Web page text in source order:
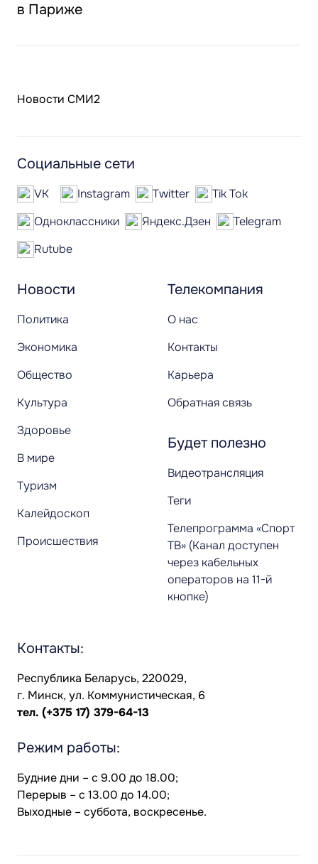
в Париже
Новости СМИ2
Новости
Политика
Экономика
Общество
Культура
Здоровье
В мире
Туризм
Калейдоскоп
Происшествия
Телекомпания
О нас
Контакты
Карьера
Обратная связь
Будет полезно
Видеотрансляция
Теги
Телепрограмма «Спорт
ТВ» (Канал доступен
через кабельных
операторов на 11-й
кнопке)
Социальные сети
VK Instagram Twitter
Tik Tok
Одноклассники
Яндекс.Дзен
Telegram
Rutube
Контакты:
Республика Беларусь, 220029,
г. Минск, ул. Коммунистическая, 6
тел. (+375 17) 379-64-13
Режим работы:
Будние дни – с 9.00 до 18.00;
Перерыв – с 13.00 до 14.00;
Выходные – суббота, воскресенье.